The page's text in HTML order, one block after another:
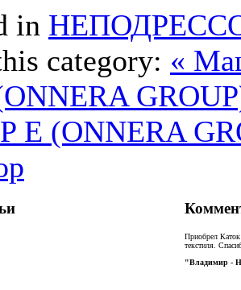
in
category: «
E (ONNERA
Приобрел
текстиля.
"Владимир -